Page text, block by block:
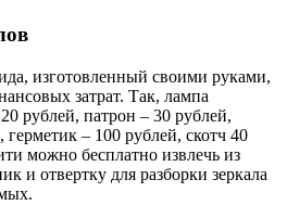
изготовленный своими руками,
затрат. Так, лампа
рублей, патрон – 30 рублей,
– 100 рублей, скотч 40
можно бесплатно извлечь из
и отвертку для разборки зеркала